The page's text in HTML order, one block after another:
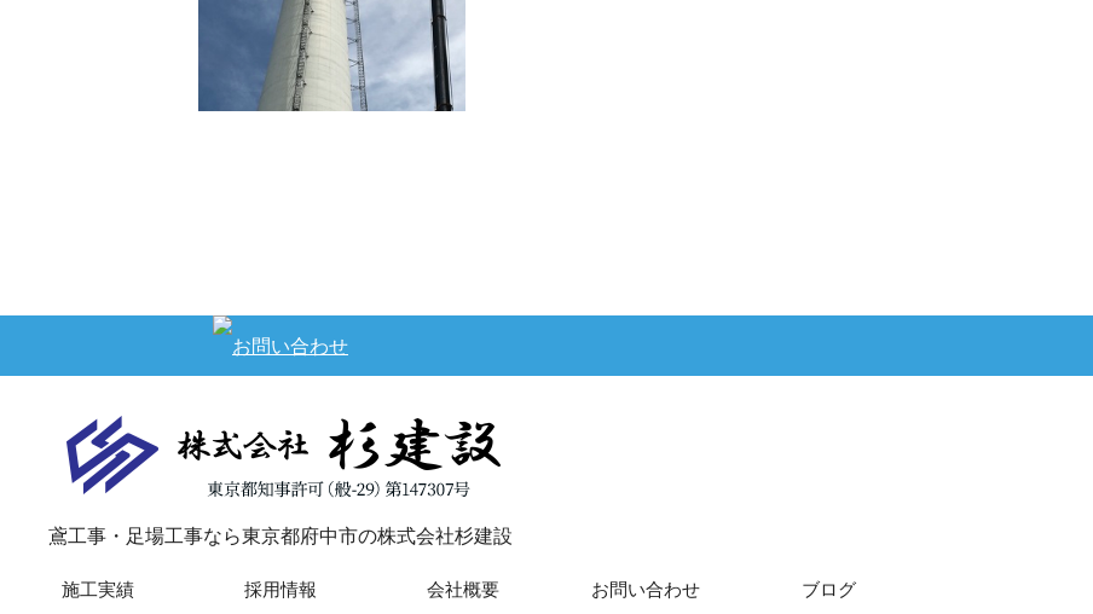
…
鳶工事・足場工事なら東京都府中市の株式会社杉建設
施工実績 採用情報 会社概要 お問い合わせ ブログ